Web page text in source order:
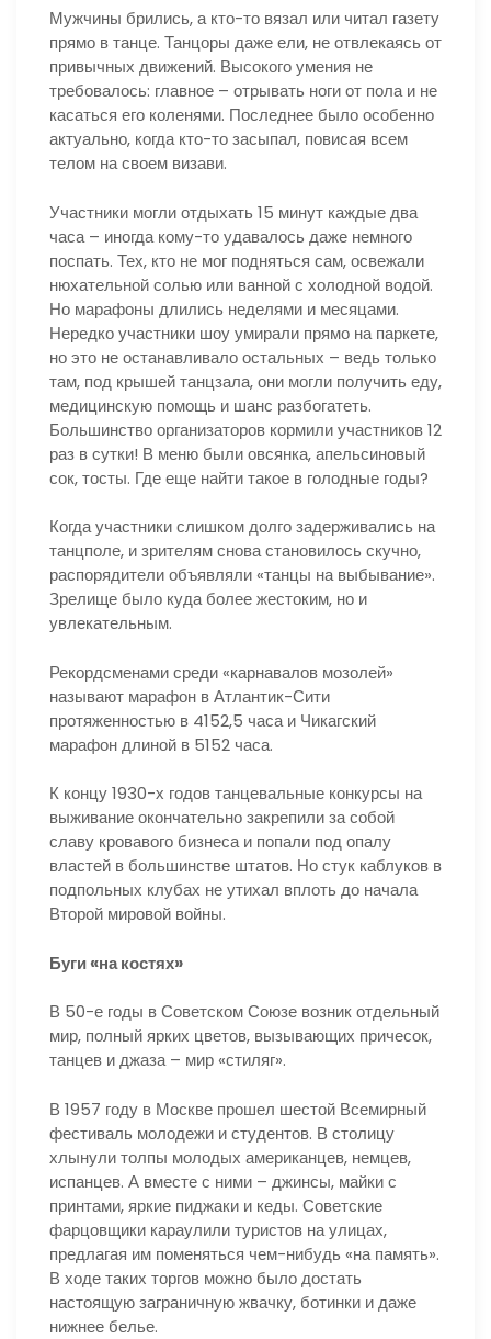
Мужчины брились, а кто-то вязал или читал газету
прямо в танце. Танцоры даже ели, не отвлекаясь от
привычных движений. Высокого умения не
требовалось: главное – отрывать ноги от пола и не
касаться его коленями. Последнее было особенно
актуально, когда кто-то засыпал, повисая всем
телом на своем визави.
Участники могли отдыхать 15 минут каждые два
часа – иногда кому-то удавалось даже немного
поспать. Тех, кто не мог подняться сам, освежали
нюхательной солью или ванной с холодной водой.
Но марафоны длились неделями и месяцами.
Нередко участники шоу умирали прямо на паркете,
но это не останавливало остальных – ведь только
там, под крышей танцзала, они могли получить еду,
медицинскую помощь и шанс разбогатеть.
Большинство организаторов кормили участников 12
раз в сутки! В меню были овсянка, апельсиновый
сок, тосты. Где еще найти такое в голодные годы?
Когда участники слишком долго задерживались на
танцполе, и зрителям снова становилось скучно,
распорядители объявляли «танцы на выбывание».
Зрелище было куда более жестоким, но и
увлекательным.
Рекордсменами среди «карнавалов мозолей»
называют марафон в Атлантик-Сити
протяженностью в 4152,5 часа и Чикагский
марафон длиной в 5152 часа.
К концу 1930-х годов танцевальные конкурсы на
выживание окончательно закрепили за собой
славу кровавого бизнеса и попали под опалу
властей в большинстве штатов. Но стук каблуков в
подпольных клубах не утихал вплоть до начала
Второй мировой войны.
Буги «на костях»
В 50-е годы в Советском Союзе возник отдельный
мир, полный ярких цветов, вызывающих причесок,
танцев и джаза – мир «стиляг».
В 1957 году в Москве прошел шестой Всемирный
фестиваль молодежи и студентов. В столицу
хлынули толпы молодых американцев, немцев,
испанцев. А вместе с ними – джинсы, майки с
принтами, яркие пиджаки и кеды. Советские
фарцовщики караулили туристов на улицах,
предлагая им поменяться чем-нибудь «на память».
В ходе таких торгов можно было достать
настоящую заграничную жвачку, ботинки и даже
нижнее белье.